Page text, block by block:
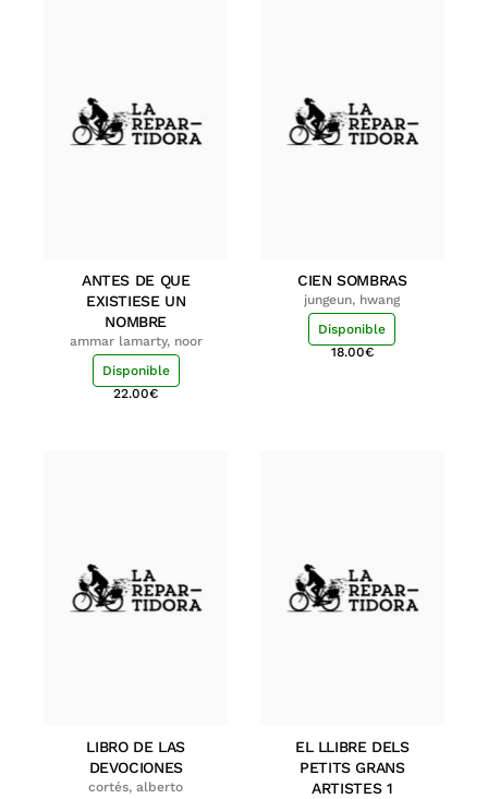
ANTES DE QUE
EXISTIESE UN
NOMBRE
ammar lamarty, noor
Disponible
22.00€
CIEN SOMBRAS
jungeun, hwang
Disponible
18.00€
LIBRO DE LAS
DEVOCIONES
cortés, alberto
EL LLIBRE DELS
PETITS GRANS
ARTISTES 1